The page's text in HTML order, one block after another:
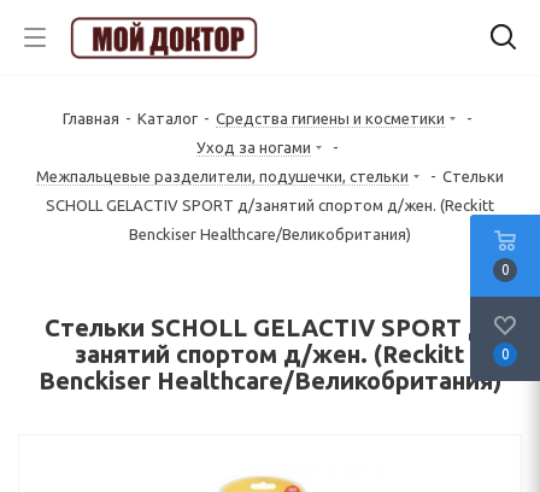
Главная - Каталог - Средства гигиены и косметики
-
Уход за ногами
-
Межпальцевые разделители, подушечки, стельки
- Стельки
SCHOLL GELACTIV SPORT д/занятий спортом д/жен. (Reckitt
Benckiser Healthcare/Великобритания)
Стельки SCHOLL GELACTIV SPORT д/
занятий спортом д/жен. (Reckitt
Benckiser Healthcare/Великобритания)
0
0